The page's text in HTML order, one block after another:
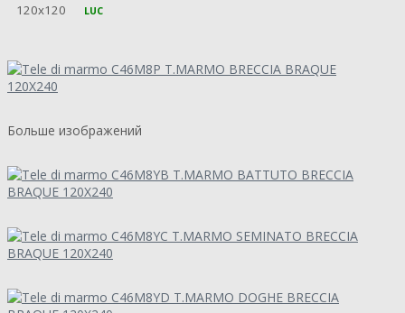
120x120 LUC
Больше изображений